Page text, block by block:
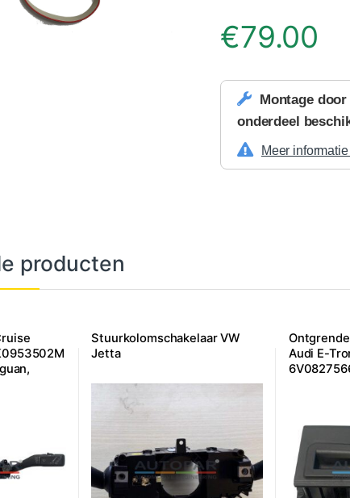
€79.00
Montage
onderdeel
Meer
producten
Stuurkolomschakelaar VW
Jetta
Audi E-